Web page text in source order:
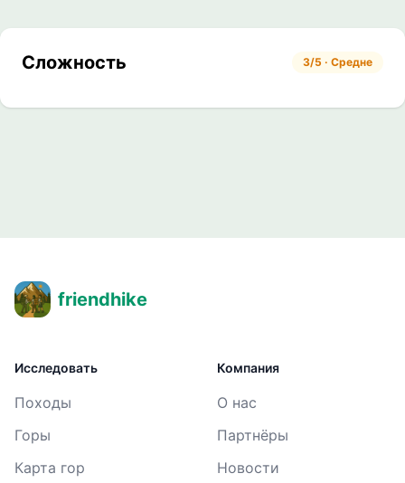
Сложность 3/5 · Средне
friendhike
Исследовать
Походы
Горы
Карта гор
Компания
О нас
Партнёры
Новости